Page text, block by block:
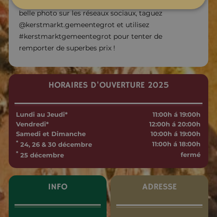
belle photo sur les réseaux sociaux, taguez
@kerstmarkt.gemeentegrot et utilisez
#kerstmarktgemeentegrot pour tenter de
remporter de superbes prix !
HORAIRES D'OUVERTURE 2025
Lundi au Jeudi*
11:00h á 19:00h
Vendredi*
12:00h á 20:00h
Samedi et Dimanche
10:00h á 19:00h
* 24, 26 & 30 décembre 11:00h á 18:00h
* 25 décembre fermé
INFO ADRESSE